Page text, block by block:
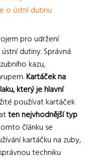
o ústní dutinu
pro udržení
dutiny. Správná
kazu,
Kartáček na
který je hlavní
používat kartáček
ten nejvhodnější typ
článku se
kartáčku na zuby,
techniku